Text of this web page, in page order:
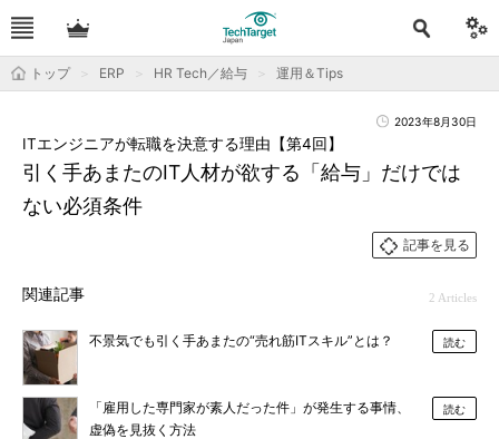
トップ ERP HR Tech／給与 運用＆Tips
2023年8月30日
引く手あまたのIT人材が欲する「給与」だけでは
ない必須条件
ITエンジニアが転職を決意する理由【第4回】
記事を見る
関連記事 2 Articles
不景気でも引く手あまたの“売れ筋ITスキル”とは？ 読む
「雇用した専門家が素人だった件」が発生する事情、
虚偽を見抜く方法
読む